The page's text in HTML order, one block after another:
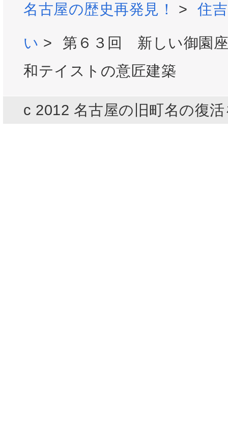
名古屋の歴史再発見！ >
住
い >
第６３回 新しい御園
和テイストの意匠建築
c 2012 名古屋の旧町名の復